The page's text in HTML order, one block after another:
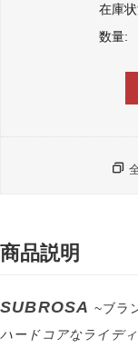
在庫
数量:
商品説明
SUBROSA ~ブラ
ハードコアなライデ